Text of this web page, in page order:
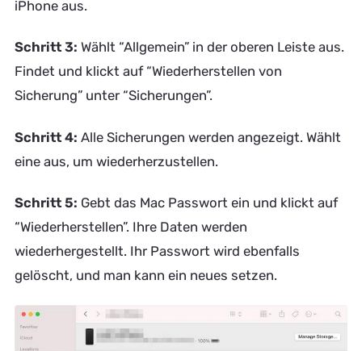
iPhone aus.
Schritt 3: Wählt “Allgemein” in der oberen Leiste aus.
Findet und klickt auf “Wiederherstellen von
Sicherung” unter “Sicherungen”.
Schritt 4: Alle Sicherungen werden angezeigt. Wählt
eine aus, um wiederherzustellen.
Schritt 5: Gebt das Mac Passwort ein und klickt auf
“Wiederherstellen”. Ihre Daten werden
wiederhergestellt. Ihr Passwort wird ebenfalls
gelöscht, und man kann ein neues setzen.